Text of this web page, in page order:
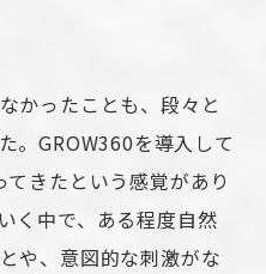
かったことも、段々と
。GROW360を導入して
きたという感覚があり
く中で、ある程度自然
や、意図的な刺激がな